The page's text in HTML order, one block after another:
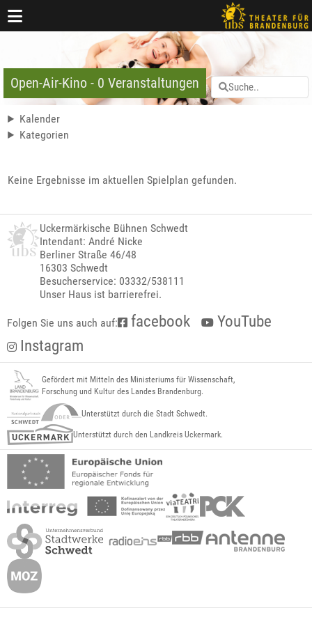
Open-Air-Kino - 0 Veranstaltungen
Kalender
Kategorien
Keine Ergebnisse im aktuellen Spielplan gefunden.
Uckermärkische Bühnen Schwedt
Intendant: André Nicke
Berliner Straße 46/48
16303 Schwedt
Besucherservice: 03332/538111
Unser Haus ist barrierefrei.
Folgen Sie uns auch auf: facebook
YouTube
Instagram
Gefördert mit Mitteln des Ministeriums für Wissenschaft,
Forschung und Kultur des Landes Brandenburg.
Unterstützt durch die Stadt Schwedt.
Unterstützt durch den Landkreis Uckermark.